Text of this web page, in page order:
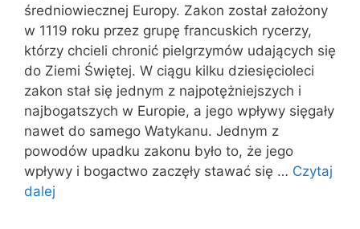
średniowiecznej Europy. Zakon został założony
w 1119 roku przez grupę francuskich rycerzy,
którzy chcieli chronić pielgrzymów udających się
do Ziemi Świętej. W ciągu kilku dziesięcioleci
zakon stał się jednym z najpotężniejszych i
najbogatszych w Europie, a jego wpływy sięgały
nawet do samego Watykanu. Jednym z
powodów upadku zakonu było to, że jego
wpływy i bogactwo zaczęły stawać się … Czytaj
dalej